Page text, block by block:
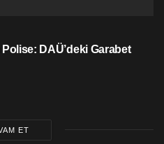
DAÜ’deki Garabet
ET